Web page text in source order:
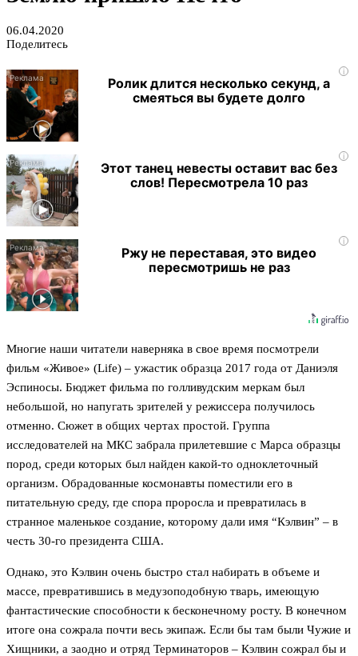
06.04.2020
Поделитесь
i
Ролик длится несколько секунд, а
смеяться вы будете долго
i
Этот танец невесты оставит вас без
слов! Пересмотрела 10 раз
i
Ржу не переставая, это видео
пересмотришь не раз
Многие наши читатели наверняка в свое время посмотрели
фильм «Живое» (Life) – ужастик образца 2017 года от Даниэля
Эспиносы. Бюджет фильма по голливудским меркам был
небольшой, но напугать зрителей у режиссера получилось
отменно. Сюжет в общих чертах простой. Группа
исследователей на МКС забрала прилетевшие с Марса образцы
пород, среди которых был найден какой-то одноклеточный
организм. Обрадованные космонавты поместили его в
питательную среду, где спора проросла и превратилась в
странное маленькое создание, которому дали имя “Кэлвин” – в
честь 30-го президента США.
Однако, это Кэлвин очень быстро стал набирать в объеме и
массе, превратившись в медузоподобную тварь, имеющую
фантастические способности к бесконечному росту. В конечном
итоге она сожрала почти весь экипаж. Если бы там были Чужие и
Хищники, а заодно и отряд Терминаторов – Кэлвин сожрал бы и